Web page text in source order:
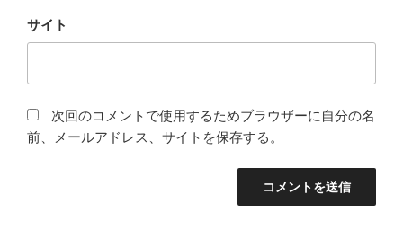
サイト
次回のコメントで使用するためブラウザーに自分の名
前、メールアドレス、サイトを保存する。